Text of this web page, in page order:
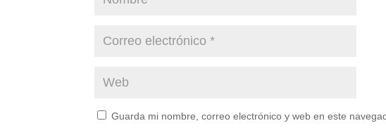
Guarda mi nombre, correo electrónico y web en este